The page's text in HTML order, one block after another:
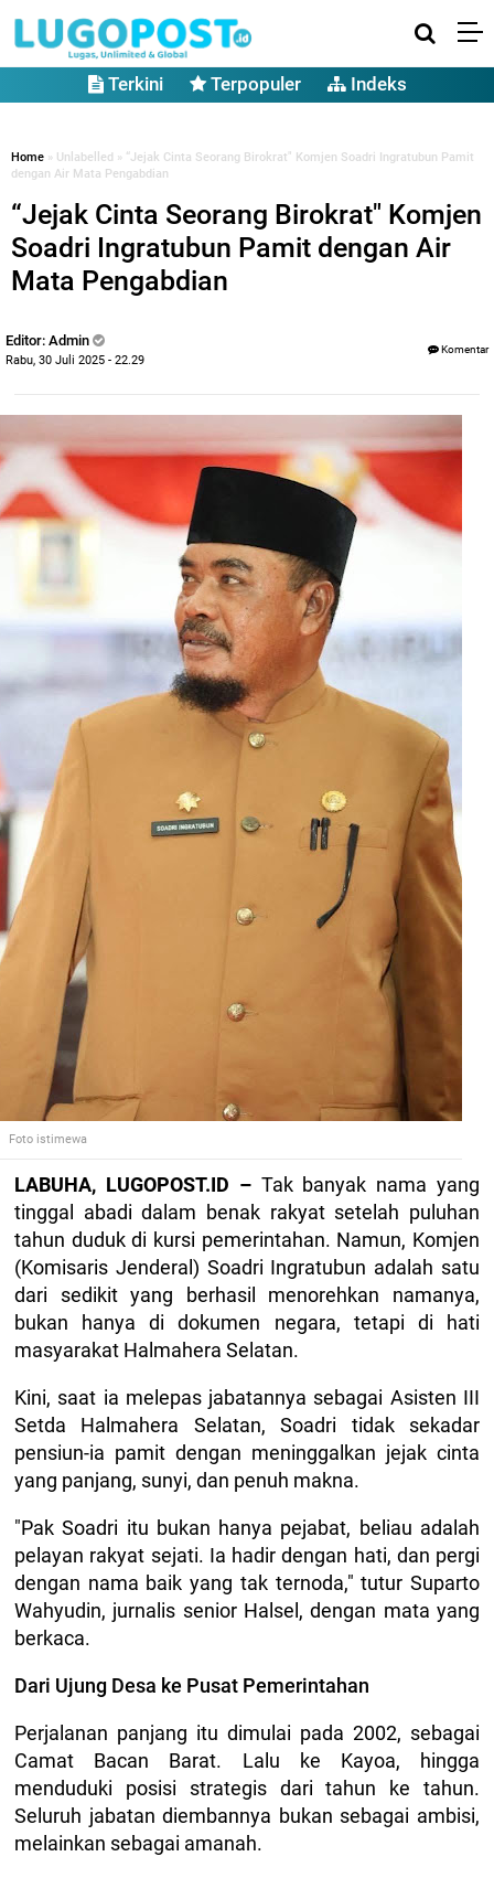
Terkini Terpopuler Indeks
Home » Unlabelled » “Jejak Cinta Seorang Birokrat" Komjen Soadri Ingratubun Pamit
dengan Air Mata Pengabdian
“Jejak Cinta Seorang Birokrat" Komjen
Soadri Ingratubun Pamit dengan Air
Mata Pengabdian
Editor: Admin
Rabu, 30 Juli 2025 - 22.29
Komentar
Foto istimewa
LABUHA, LUGOPOST.ID –Tak banyak nama yang
tinggal abadi dalam benak rakyat setelah puluhan
tahun duduk di kursi pemerintahan. Namun, Komjen
(Komisaris Jenderal) Soadri Ingratubun adalah satu
dari sedikit yang berhasil menorehkan namanya,
bukan hanya di dokumen negara, tetapi di hati
masyarakat Halmahera Selatan.
Kini, saat ia melepas jabatannya sebagai Asisten III
Setda Halmahera Selatan, Soadri tidak sekadar
pensiun-ia pamit dengan meninggalkan jejak cinta
yang panjang, sunyi, dan penuh makna.
"Pak Soadri itu bukan hanya pejabat, beliau adalah
pelayan rakyat sejati. Ia hadir dengan hati, dan pergi
dengan nama baik yang tak ternoda," tutur Suparto
Wahyudin, jurnalis senior Halsel, dengan mata yang
berkaca.
Dari Ujung Desa ke Pusat Pemerintahan
Perjalanan panjang itu dimulai pada 2002, sebagai
Camat Bacan Barat. Lalu ke Kayoa, hingga
menduduki posisi strategis dari tahun ke tahun.
Seluruh jabatan diembannya bukan sebagai ambisi,
melainkan sebagai amanah.